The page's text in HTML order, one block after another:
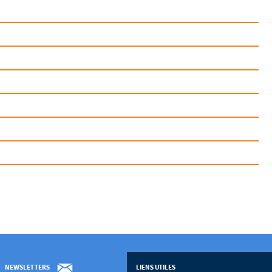
vos données personnelles.
NEWSLETTERS LIENS UTILES